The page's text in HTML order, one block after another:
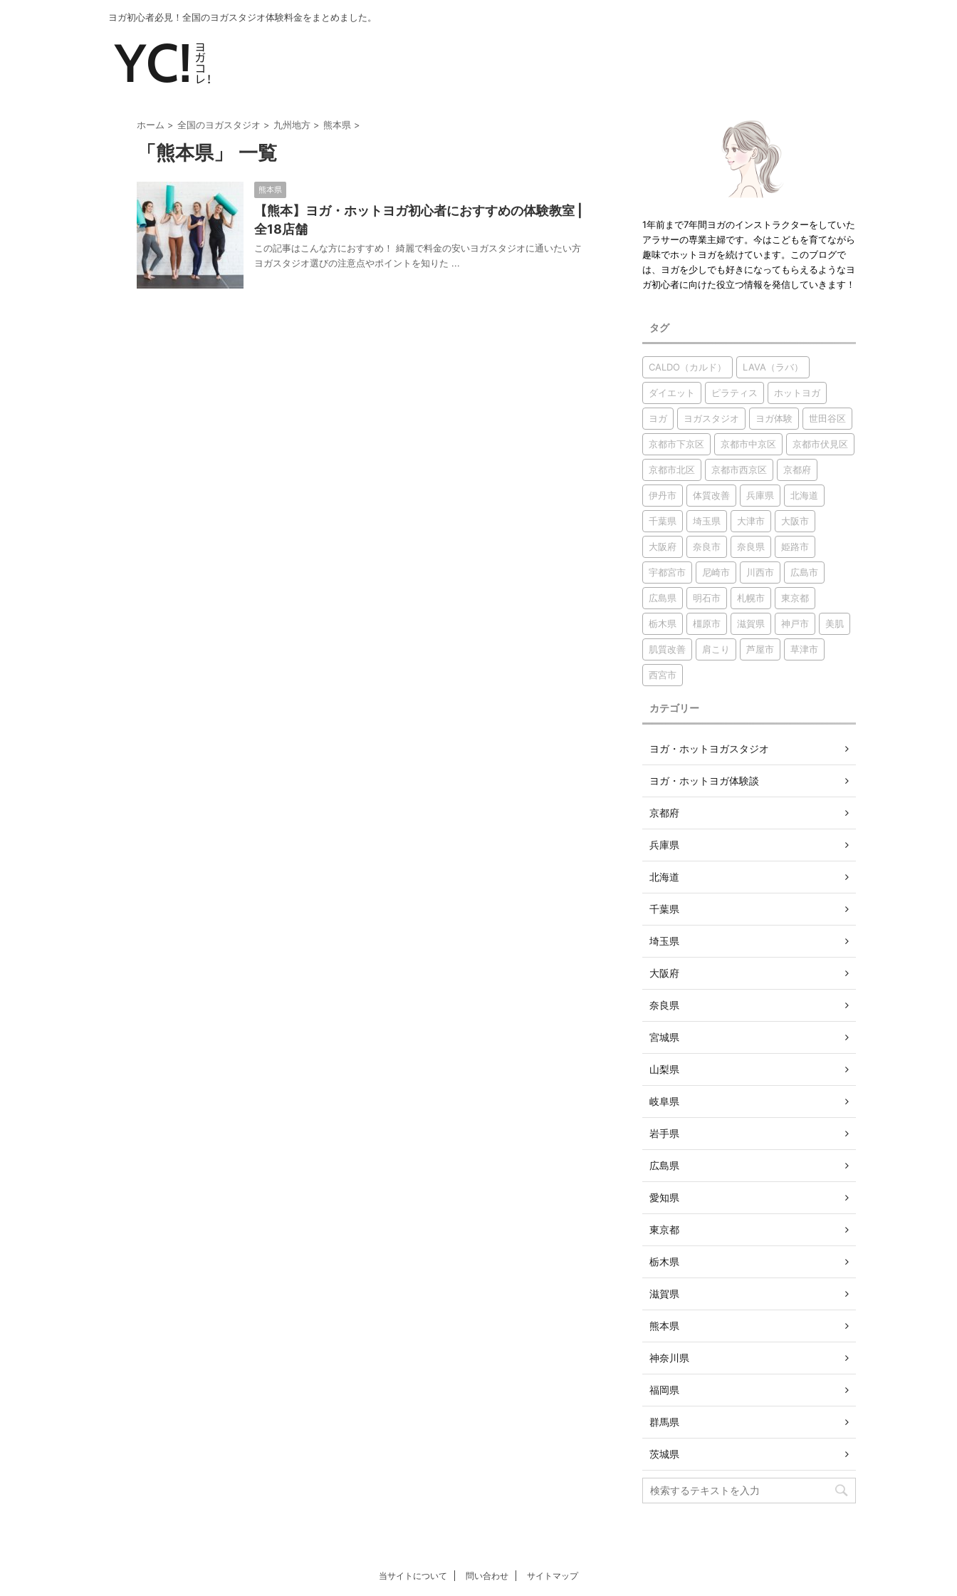
ヨガ初心者必見！全国のヨガスタジオ体験料金をまとめました。
ホーム > 全国のヨガスタジオ > 九州地方 > 熊本県 >
「熊本県」 一覧
熊本県
【熊本】ヨガ・ホットヨガ初心者におすすめの体験教室 |
全18店舗
この記事はこんな方におすすめ！ 綺麗で料金の安いヨガスタジオに通いたい方
ヨガスタジオ選びの注意点やポイントを知りた ...
1年前まで7年間ヨガのインストラクターをしていた
アラサーの専業主婦です。今はこどもを育てながら
趣味でホットヨガを続けています。このブログで
は、ヨガを少しでも好きになってもらえるようなヨ
ガ初心者に向けた役立つ情報を発信していきます！
タグ
CALDO（カルド） LAVA（ラバ）
ダイエット ピラティス ホットヨガ
ヨガ ヨガスタジオ ヨガ体験 世田谷区
京都市下京区 京都市中京区 京都市伏見区
京都市北区 京都市西京区 京都府
伊丹市 体質改善 兵庫県 北海道
千葉県 埼玉県 大津市 大阪市
大阪府 奈良市 奈良県 姫路市
宇都宮市 尼崎市 川西市 広島市
広島県 明石市 札幌市 東京都
栃木県 橿原市 滋賀県 神戸市 美肌
肌質改善 肩こり 芦屋市 草津市
西宮市
カテゴリー
ヨガ・ホットヨガスタジオ
ヨガ・ホットヨガ体験談
京都府
兵庫県
北海道
千葉県
埼玉県
大阪府
奈良県
宮城県
山梨県
岐阜県
岩手県
広島県
愛知県
東京都
栃木県
滋賀県
熊本県
神奈川県
福岡県
群馬県
茨城県
当サイトについて 問い合わせ サイトマップ